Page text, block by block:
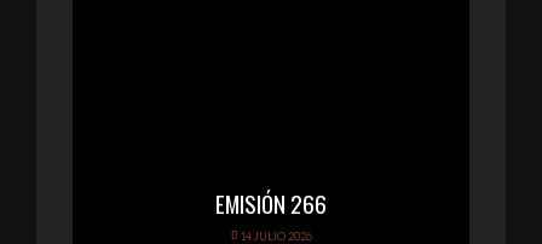
EMISIÓN 266
14 JULIO 2026